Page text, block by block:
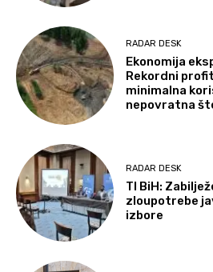
RADAR DESK
Ekonomija
Rekordni
minimalna
nepovratna
RADAR DESK
TI BiH:
zloupotrebe
izbore